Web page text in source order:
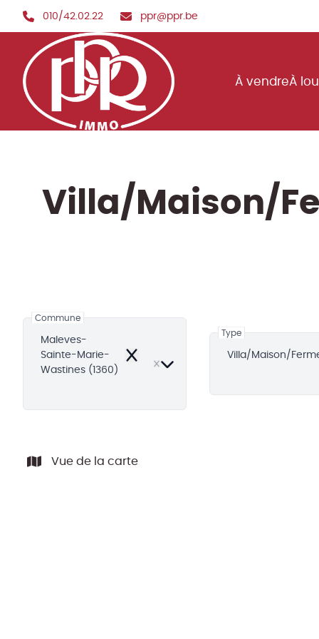
Aller au contenu principal
010/42.02.22 ppr@ppr.be
À vendreÀ
Villa/Maison/
Commune
Maleves-
Sainte-Marie-
Wastines (1360)
Remove
Type
Villa/Maison/
Vue de la carte